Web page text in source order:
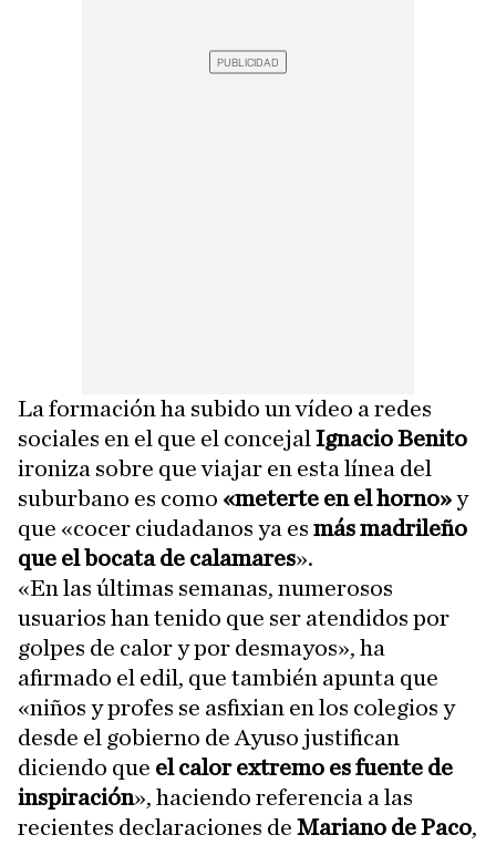
La formación ha subido un vídeo a redes
sociales en el que el concejal Ignacio Benito
ironiza sobre que viajar en esta línea del
suburbano es como «meterte en el horno»y
que «cocer ciudadanos ya es más madrileño
que el bocata de calamares».
«En las últimas semanas, numerosos
usuarios han tenido que ser atendidos por
golpes de calor y por desmayos», ha
afirmado el edil, que también apunta que
«niños y profes se asfixian en los colegios y
desde el gobierno de Ayuso justifican
diciendo que el calor extremo es fuente de
inspiración», haciendo referencia a las
recientes declaraciones de Mariano de Paco,